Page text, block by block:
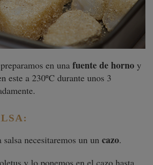
en una fuente de horno y
este a 230ºC durante unos 3
salsa necesitaremos un un cazo.